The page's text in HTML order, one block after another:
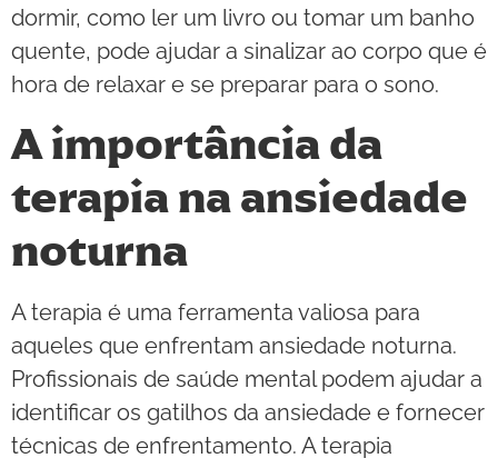
dormir, como ler um livro ou tomar um banho
quente, pode ajudar a sinalizar ao corpo que é
hora de relaxar e se preparar para o sono.
A importância da
terapia na ansiedade
noturna
A terapia é uma ferramenta valiosa para
aqueles que enfrentam ansiedade noturna.
Profissionais de saúde mental podem ajudar a
identificar os gatilhos da ansiedade e fornecer
técnicas de enfrentamento. A terapia